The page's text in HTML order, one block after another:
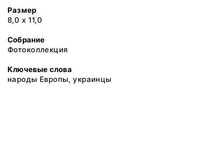
Размер
8,0 х 11,0
Собрание
Фотоколлекция
Ключевые слова
народы Европы, украинцы